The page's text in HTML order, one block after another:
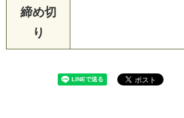
締め切
り